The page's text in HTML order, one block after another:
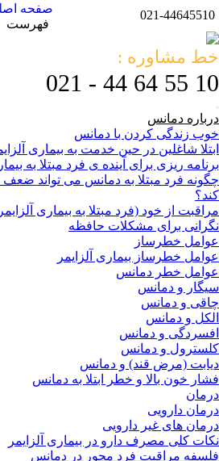
021-44645510
صفحه
فهرست
خط مشاوره :
10 55 64 44 - 021
درباره دمانس
خوب زندگی کردن با دمانس
ابتلا شاغلین در حین خدمت به بیماری
برنامه ریزی برای آینده ی فرد مبتلا به
چگونه فرد مبتلا به دمانس می تواند
کند؟
مراقبت از خود (فرد مبتلا به بیماری
نگرانی برای مشکلات حافظه
عوامل خطرساز
عوامل خطرساز بیماری آلزایمر
عوامل خطر دمانس
سیگار و دمانس
چاقی و دمانس
الکل و دمانس
افسردگی و دمانس
کلسترول و دمانس
دیابت (مرض قند) و دمانس
فشار خون بالا و خطر ابتلا به دمانس
درمان
درمان دارویی
درمان های غیر دارویی
نکات کلی مصرف دارو در بیماری آلزایمر
فلسفه مراقبت فرد محور در دمانس